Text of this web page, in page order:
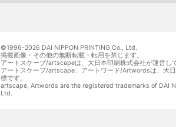
©1996-2026 DAI NIPPON PRINTING Co., Ltd.
掲載画像・その他の無断転載・転用を禁じます。
アートスケープ/artscapeは、大日本印刷株式会社が運営し
アートスケープ/artscape、アートワード/Artwordsは、大
標です。
artscape, Artwords are the registered trademarks of DAI
Ltd.